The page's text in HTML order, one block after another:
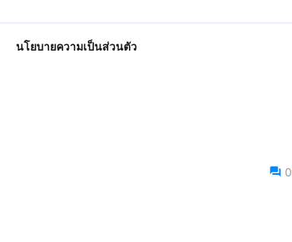
นโยบายความเป็นส่วนตัว
0